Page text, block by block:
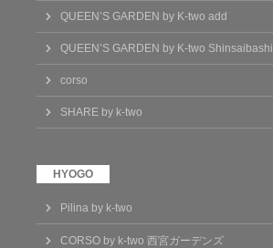
QUEEN’S GARDEN by K-two add
QUEEN’S GARDEN by K-two Shinsaibashi
corso
SHARE by k-two
Pilina by k-two
CORSO by k-two 西宮ガーデンズ